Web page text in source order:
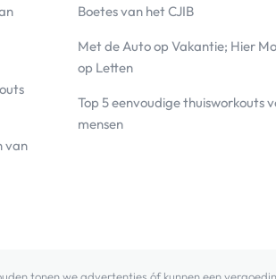
van
Boetes van het CJIB
Met de Auto op Vakantie; Hier
op Letten
Top 5 eenvoudige thuisworkouts
mensen